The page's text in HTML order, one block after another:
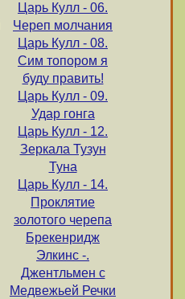
Царь Кулл - 06.
Череп молчания
Царь Кулл - 08.
Сим топором я
буду править!
Царь Кулл - 09.
Удар гонга
Царь Кулл - 12.
Зеркала Тузун
Туна
Царь Кулл - 14.
Проклятие
золотого черепа
Брекенридж
Элкинс -.
Джентльмен с
Медвежьей Речки